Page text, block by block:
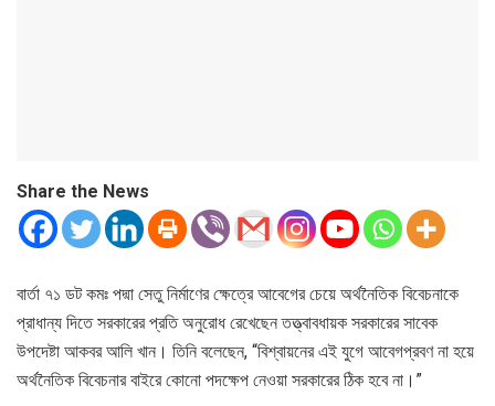
Share the News
বার্তা ৭১ ডট কমঃ পদ্মা সেতু নির্মাণের ক্ষেত্রে আবেগের চেয়ে অর্থনৈতিক বিবেচনাকে
প্রাধান্য দিতে সরকারের প্রতি অনুরোধ রেখেছেন তত্ত্বাবধায়ক সরকারের সাবেক
উপদেষ্টা আকবর আলি খান। তিনি বলেছেন, “বিশ্বায়নের এই যুগে আবেগপ্রবণ না হয়ে
অর্থনৈতিক বিবেচনার বাইরে কোনো পদক্ষেপ নেওয়া সরকারের ঠিক হবে না।”